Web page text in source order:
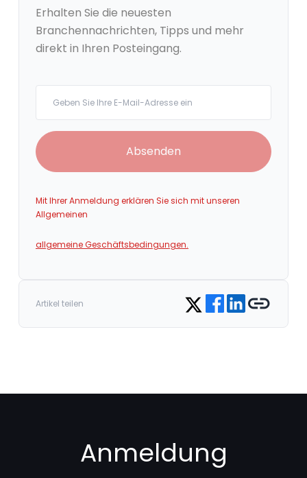
Erhalten Sie die neuesten
Branchennachrichten, Tipps und mehr
direkt in Ihren Posteingang.
Absenden
Mit Ihrer Anmeldung erklären Sie sich mit unseren
Allgemeinen
allgemeine Geschäftsbedingungen.
Artikel teilen Share on Twitter
Share on Facebook
Share on LinkedIn
Copy link
Anmeldung